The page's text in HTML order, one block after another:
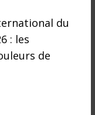
du
: les
de